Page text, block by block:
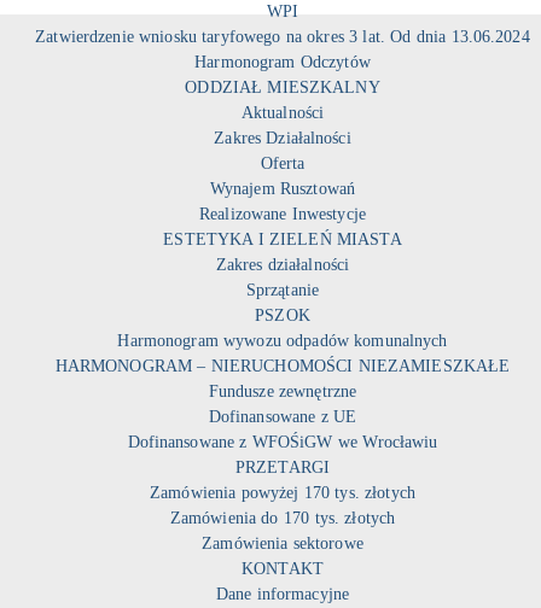
WPI
Zatwierdzenie wniosku taryfowego na okres 3 lat. Od dnia 13.06.2024
Harmonogram Odczytów
ODDZIAŁ MIESZKALNY
Aktualności
Zakres Działalności
Oferta
Wynajem Rusztowań
Realizowane Inwestycje
ESTETYKA I ZIELEŃ MIASTA
Zakres działalności
Sprzątanie
PSZOK
Harmonogram wywozu odpadów komunalnych
HARMONOGRAM – NIERUCHOMOŚCI NIEZAMIESZKAŁE
Fundusze zewnętrzne
Dofinansowane z UE
Dofinansowane z WFOŚiGW we Wrocławiu
PRZETARGI
Zamówienia powyżej 170 tys. złotych
Zamówienia do 170 tys. złotych
Zamówienia sektorowe
KONTAKT
Dane informacyjne